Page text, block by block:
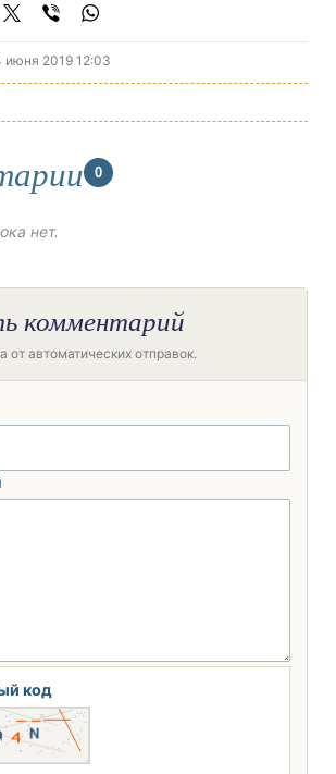
июня 2019 12:03
0
нет.
комментарий
автоматических отправок.
код